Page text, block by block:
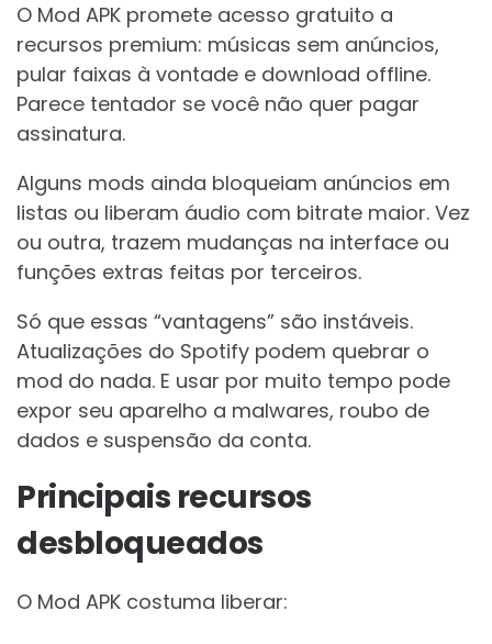
O Mod APK promete acesso gratuito a
recursos premium: músicas sem anúncios,
pular faixas à vontade e download offline.
Parece tentador se você não quer pagar
assinatura.
Alguns mods ainda bloqueiam anúncios em
listas ou liberam áudio com bitrate maior. Vez
ou outra, trazem mudanças na interface ou
funções extras feitas por terceiros.
Só que essas “vantagens” são instáveis.
Atualizações do Spotify podem quebrar o
mod do nada. E usar por muito tempo pode
expor seu aparelho a malwares, roubo de
dados e suspensão da conta.
Principais recursos
desbloqueados
O Mod APK costuma liberar: